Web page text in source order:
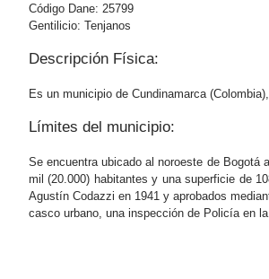
Código Dane: 25799
Gentilicio: Tenjanos
Descripción Física:
Es un municipio de Cundinamarca
Límites del municipio:
Se encuentra ubicado al noroe​ste de Bogotá
mil (20.000) habitantes y una superficie de
Agustín Codazzi en 1941 y aprobados
casco urbano, una inspección de Policía en